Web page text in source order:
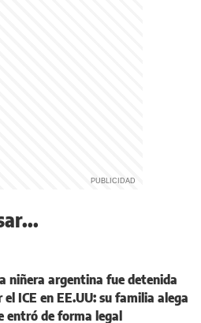
niñera argentina fue detenida
el ICE en EE.UU: su familia alega
entró de forma legal